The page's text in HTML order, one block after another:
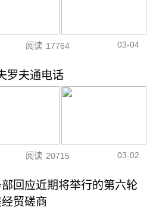
阅读 17764 03-04
罗夫通电话
阅读 20715 03-02
回应近期将举行的第六轮
贸磋商